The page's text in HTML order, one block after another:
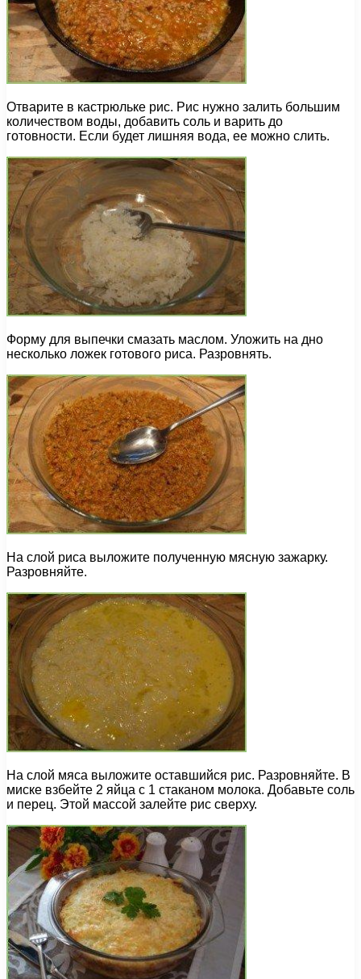
Отварите в кастрюльке рис. Рис нужно залить большим
количеством воды, добавить соль и варить до
готовности. Если будет лишняя вода, ее можно слить.
Форму для выпечки смазать маслом. Уложить на дно
несколько ложек готового риса. Разровнять.
На слой риса выложите полученную мясную зажарку.
Разровняйте.
На слой мяса выложите оставшийся рис. Разровняйте. В
миске взбейте 2 яйца с 1 стаканом молока. Добавьте соль
и перец. Этой массой залейте рис сверху.